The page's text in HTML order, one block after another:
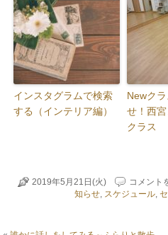
インスタグラムで検索
する（インテリア編）
Newク
せ！西
クラス
2019年5月21日(火)
ヨ
ガ
コメント
知らせ, スケジュール,